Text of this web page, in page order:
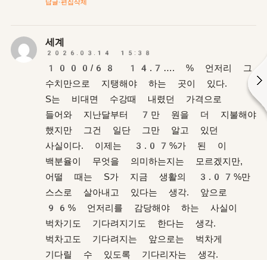
답글·편집삭제
세계
2026.03.14 15:38
1000/68 14.7…. % 언저리 그
수치만으로 지탱해야 하는 곳이 있다.
S는 비대면 수강때 내렸던 가격으로
들어와 지난달부터 7만 원을 더 지불해야
했지만 그건 일단 그만 알고 있던
사실이다. 이제는 3.07%가 된 이
백분율이 무엇을 의미하는지는 모르겠지만,
어떨 때는 S가 지금 생활의 3.07%만
스스로 살아내고 있다는 생각. 앞으로
96% 언저리를 감당해야 하는 사실이
벅차기도 기다려지기도 한다는 생각.
벅차고도 기다려지는 앞으로는 벅차게
기다릴 수 있도록 기다리자는 생각.